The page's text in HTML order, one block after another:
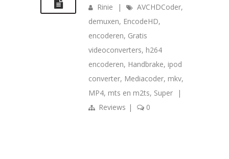
Rinie | AVCHDCoder,
demuxen, EncodeHD,
encoderen, Gratis
videoconverters, h264
encoderen, Handbrake, ipod
converter, Mediacoder, mkv,
MP4, mts en m2ts, Super
|
Reviews | 0